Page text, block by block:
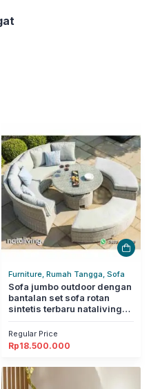
Furniture, Rumah Tangga, Sofa
Sofa jumbo outdoor dengan
bantalan set sofa rotan
sintetis terbaru nataliving
Regular Price
Rp18.500.000